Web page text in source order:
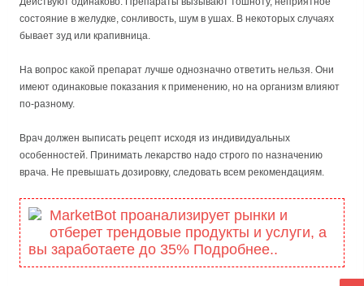
состояние в желудке, сонливость, шум в ушах. В некоторых случаях
бывает зуд или крапивница.
На вопрос какой препарат лучше однозначно ответить нельзя. Они
имеют одинаковые показания к применению, но на организм влияют
по-разному.
Врач должен выписать рецепт исходя из индивидуальных
особенностей. Принимать лекарство надо строго по назначению
врача. Не превышать дозировку, следовать всем рекомендациям.
MarketBot проанализирует рынки и
отберет трендовые продукты и услуги, а
вы заработаете до 35% Подробнее..